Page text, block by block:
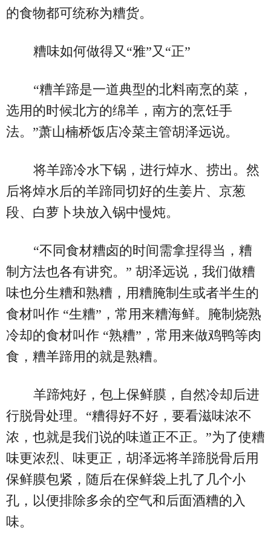
的食物都可统称为糟货。
糟味如何做得又“雅”又“正”
“糟羊蹄是一道典型的北料南烹的菜，
选用的时候北方的绵羊，南方的烹饪手
法。”萧山楠桥饭店冷菜主管胡泽远说。
将羊蹄冷水下锅，进行焯水、捞出。然
后将焯水后的羊蹄同切好的生姜片、京葱
段、白萝卜块放入锅中慢炖。
“不同食材糟卤的时间需拿捏得当，糟
制方法也各有讲究。” 胡泽远说，我们做糟
味也分生糟和熟糟，用糟腌制生或者半生的
食材叫作 “生糟”，常用来糟海鲜。腌制烧熟
冷却的食材叫作 “熟糟”，常用来做鸡鸭等肉
食，糟羊蹄用的就是熟糟。
羊蹄炖好，包上保鲜膜，自然冷却后进
行脱骨处理。“糟得好不好，要看滋味浓不
浓，也就是我们说的味道正不正。”为了使糟
味更浓烈、味更正，胡泽远将羊蹄脱骨后用
保鲜膜包紧，随后在保鲜袋上扎了几个小
孔，以便排除多余的空气和后面酒糟的入
味。